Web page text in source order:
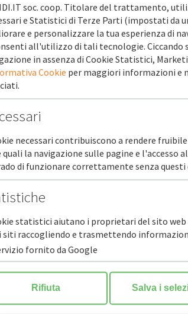
autorizzato.
Inoltre è previsto l'innalzamento
ridotto" senza valutazione attraverso rating
www.fondidigaranzia.it
soc. coop. Titolare del trattamento,
e Statistici di Terze Parti (impostati da
e personalizzare la tua esperienza di
all'utilizzo di tali tecnologie. Ciccando
in assenza di Cookie Statistici,
Cookie per maggiori informazioni e
necessari contribuiscono a rendere
quali la navigazione sulle pagine e
di funzionare correttamente senza questi
statistici aiutano i proprietari del sito
siti raccogliendo e trasmettendo
fornito da Google
Rifiuta Salva i